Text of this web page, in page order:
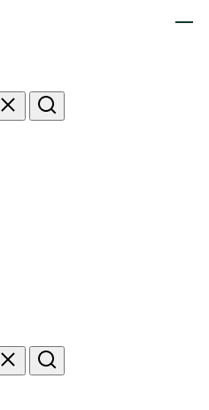
Tilbakestill
Søk
Tilbakestill
Søk